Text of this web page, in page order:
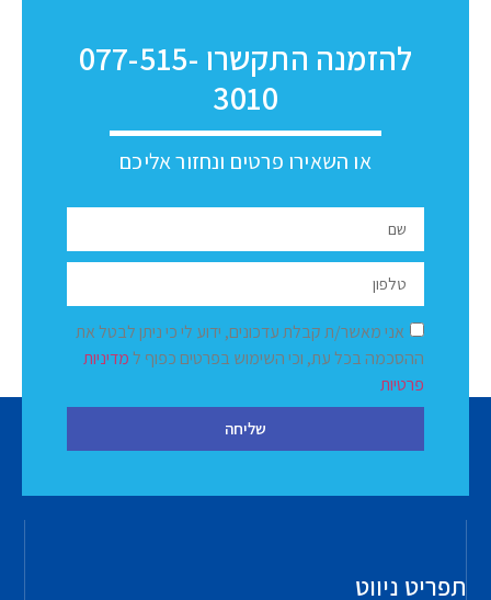
להזמנה התקשרו 077-515-
3010
או השאירו פרטים ונחזור אליכם
אני מאשר/ת קבלת עדכונים, ידוע לי כי ניתן לבטל את
ההסכמה בכל עת, וכי השימוש בפרטים כפוף למדיניות
פרטיות
שליחה
תפריט ניווט